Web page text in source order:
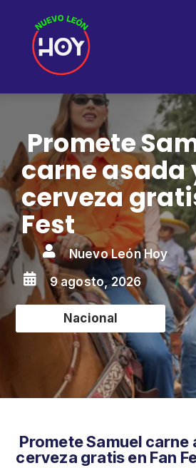
Promete
carne asada
cerveza
Fest
 Nuevo León Hoy
 9 agosto, 2026
Nacional
Promete Samuel carne
cerveza gratis en Fan